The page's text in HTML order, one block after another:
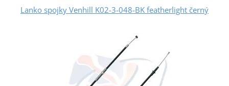
Lanko spojky Venhill K02-3-048-BK featherlight černý